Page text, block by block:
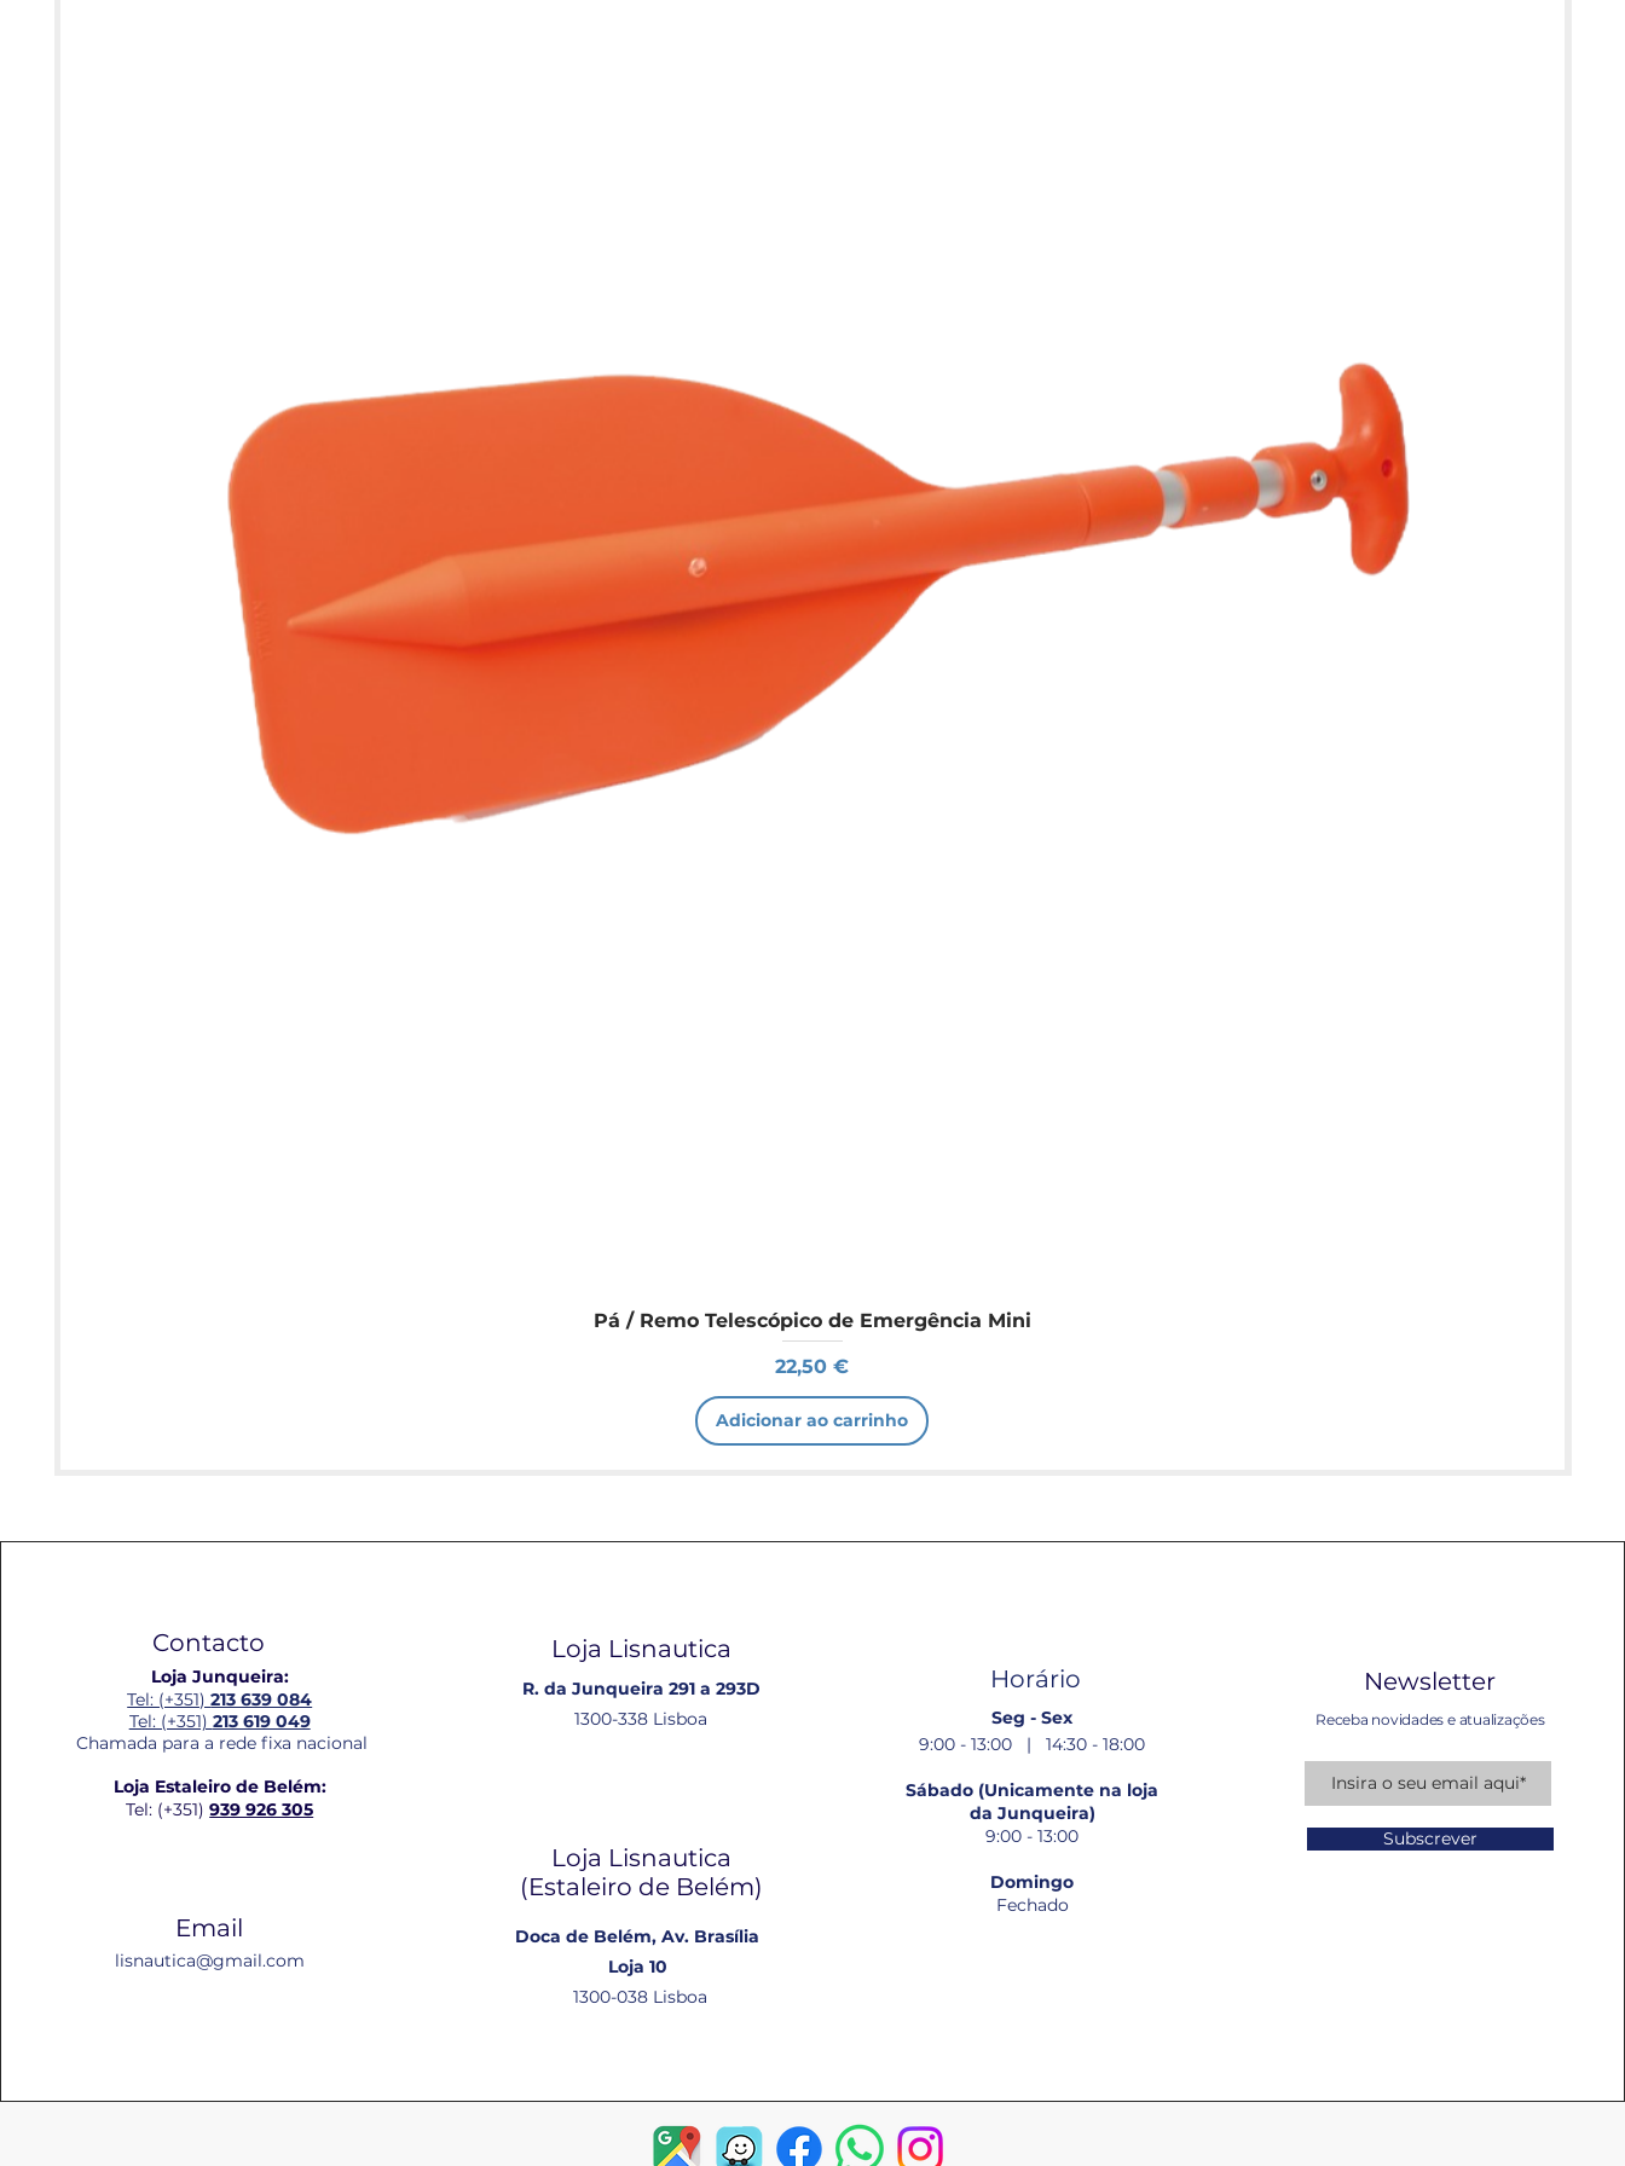
Pá / Remo Telescópico de Emergência Mini
Preço
22,50 €
Adicionar ao carrinho
Contacto
Loja Junqueira:
Tel: (+351)213 639 084
Tel: (+351) 213 619 049
Chamada para a rede fixa nacional
Loja Estaleiro de Belém:
Tel: (+351)939 926 305
Email
lisnautica@gmail.com
Loja Lisnautica
R. da Junqueira 291 a 293D
1300-338 Lisboa
Loja Lisnautica
(Estaleiro de Belém​)
Doca de Belém, Av. Brasília
Loja 10
1300-038 Lisboa
Horário
Seg - Sex
9:00 - 13:00 | 14:30 - 18:00
Sábado (Unicamente na loja
da Junqueira)
9:00 - 13:00
Domingo
Fechado
Newsletter
Receba novidades e atualizações
Subscrever